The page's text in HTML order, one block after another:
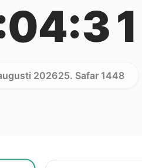
202625. Safar 1448